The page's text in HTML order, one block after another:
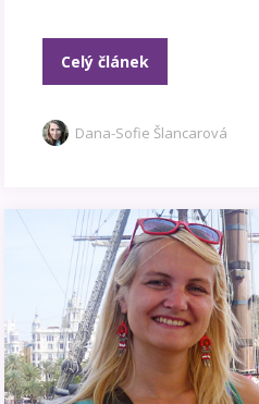
Celý článek
Dana-Sofie Šlancarová